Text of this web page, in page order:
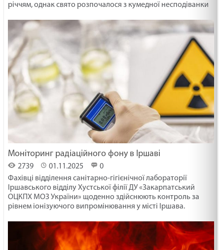
річчям, однак свято розпочалося з кумедної несподіванки
Моніторинг радіаційного фону в Іршаві
2739 01.11.2025
0
Фахівці відділення санітарно-гігієнічної лабораторії
Іршавського відділу Хустської філії ДУ «Закарпатський
ОЦКПХ МОЗ України» щоденно здійснюють контроль за
рівнем іонізуючого випромінювання у місті Іршава.